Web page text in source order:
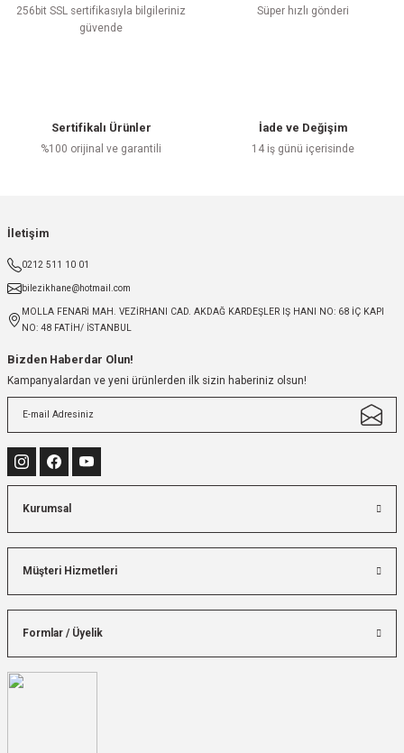
256bit SSL sertifikasıyla bilgileriniz
güvende
Süper hızlı gönderi
Sertifikalı Ürünler
%100 orijinal ve garantili
İade ve Değişim
14 iş günü içerisinde
İletişim
0212 511 10 01
bilezikhane@hotmail.com
MOLLA FENARİ MAH. VEZİRHANI CAD. AKDAĞ KARDEŞLER IŞ HANI NO: 68 İÇ KAPI
NO: 48 FATİH/ İSTANBUL
Bizden Haberdar Olun!
Kampanyalardan ve yeni ürünlerden ilk sizin haberiniz olsun!
Kurumsal
Müşteri Hizmetleri
Formlar / Üyelik